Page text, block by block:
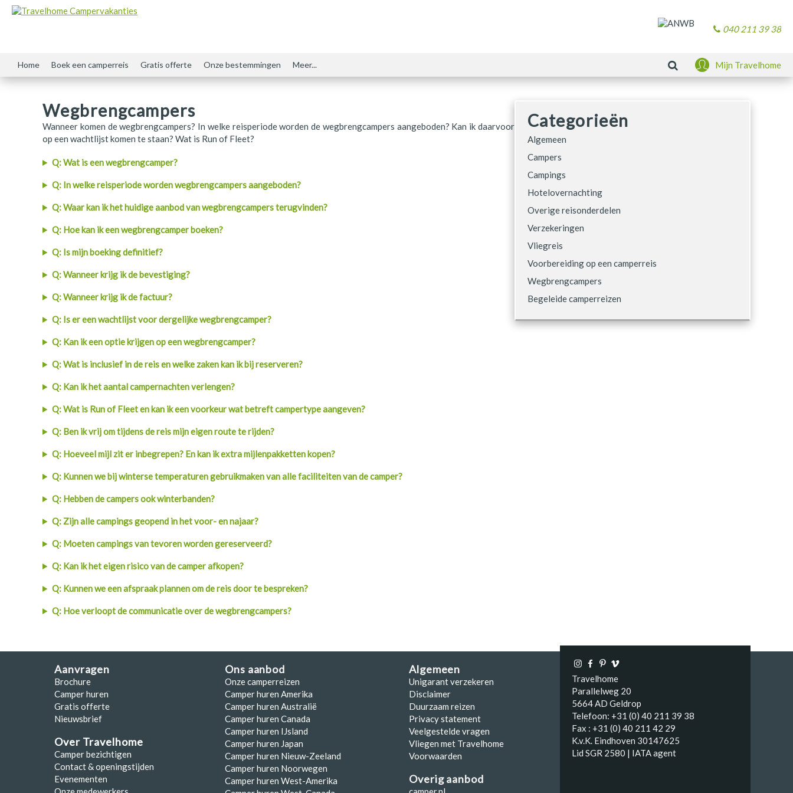
040 211 39 38
Home Boek een camperreis Gratis offerte Onze bestemmingen
Argentinië
Australië
Canada
Denemarken
Duitsland
Engeland
Finland
Frankrijk
Ierland
IJsland
Portugal
Schotland
Spanje
Zweden
Zwitserland
Meer...
Nieuwsbrief
Camper bezichtigen
Evenementen
Contact
Nieuws & Blog
Over Travelhome
Zoeken Mijn Travelhome
Wegbrengcampers
Wanneer komen de wegbrengcampers? In welke reisperiode worden de wegbrengcampers aangeboden? Kan ik daarvoor
op een wachtlijst komen te staan? Wat is Run of Fleet?
Q: Wat is een wegbrengcamper?
Q: In welke reisperiode worden wegbrengcampers aangeboden?
Q: Waar kan ik het huidige aanbod van wegbrengcampers terugvinden?
Q: Hoe kan ik een wegbrengcamper boeken?
Q: Is mijn boeking definitief?
Q: Wanneer krijg ik de bevestiging?
Q: Wanneer krijg ik de factuur?
Q: Is er een wachtlijst voor dergelijke wegbrengcamper?
Q: Kan ik een optie krijgen op een wegbrengcamper?
Q: Wat is inclusief in de reis en welke zaken kan ik bij reserveren?
Q: Kan ik het aantal campernachten verlengen?
Q: Wat is Run of Fleet en kan ik een voorkeur wat betreft campertype aangeven?
Q: Ben ik vrij om tijdens de reis mijn eigen route te rijden?
Q: Hoeveel mijl zit er inbegrepen? En kan ik extra mijlenpakketten kopen?
Q: Kunnen we bij winterse temperaturen gebruikmaken van alle faciliteiten van de camper?
Q: Hebben de campers ook winterbanden?
Q: Zijn alle campings geopend in het voor- en najaar?
Q: Moeten campings van tevoren worden gereserveerd?
Q: Kan ik het eigen risico van de camper afkopen?
Q: Kunnen we een afspraak plannen om de reis door te bespreken?
Q: Hoe verloopt de communicatie over de wegbrengcampers?
Categorieën
Algemeen
Campers
Campings
Hotelovernachting
Overige reisonderdelen
Verzekeringen
Vliegreis
Voorbereiding op een camperreis
Wegbrengcampers
Begeleide camperreizen
Aanvragen
Brochure
Camper huren
Gratis offerte
Nieuwsbrief
Over Travelhome
Camper bezichtigen
Contact & openingstijden
Evenementen
Ons aanbod
Onze camperreizen
Camper huren Amerika
Camper huren Australië
Camper huren Canada
Camper huren IJsland
Camper huren Japan
Camper huren Nieuw-Zeeland
Camper huren Noorwegen
Camper huren West-Amerika
Algemeen
Unigarant verzekeren
Disclaimer
Duurzaam reizen
Privacy statement
Veelgestelde vragen
Vliegen met Travelhome
Voorwaarden
Overig aanbod
Travelhome
Parallelweg 20
5664 AD Geldrop
Telefoon: +31 (0) 40 211 39 38
Fax : +31 (0) 40 211 42 29
K.v.K. Eindhoven 30147625
Lid SGR 2580 | IATA agent